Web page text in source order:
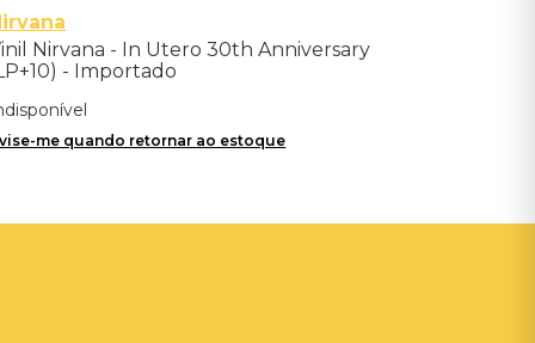
Nirvana - In Utero 30th Anniversary
- Importado
me quando retornar ao estoque